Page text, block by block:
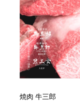
焼肉 牛三郎